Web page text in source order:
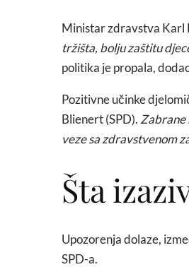
Ministar zdravstva Karl
tržišta, bolju zaštitu
politika je propala,
Pozitivne učinke
Blienert (SPD). Zabrane
veze sa zdravstvenom
Šta
Upozorenja dolaze,
SPD-a.